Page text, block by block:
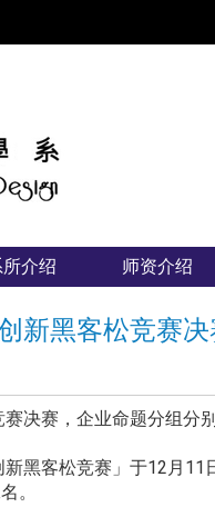
所介绍 师资介绍
新黑客松竞赛
决赛，企业命题分组分
黑客松竞赛」于12月
。